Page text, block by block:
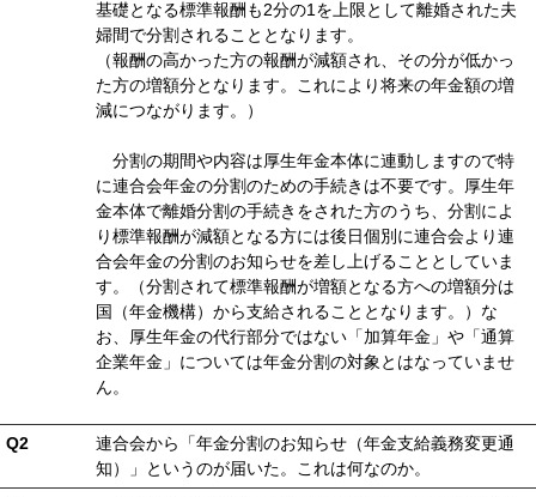
基礎となる標準報酬も2分の1を上限として離婚された夫
婦間で分割されることとなります。
（報酬の高かった方の報酬が減額され、その分が低かっ
た方の増額分となります。これにより将来の年金額の増
減につながります。）
分割の期間や内容は厚生年金本体に連動しますので特
に連合会年金の分割のための手続きは不要です。厚生年
金本体で離婚分割の手続きをされた方のうち、分割によ
り標準報酬が減額となる方には後日個別に連合会より連
合会年金の分割のお知らせを差し上げることとしていま
す。（分割されて標準報酬が増額となる方への増額分は
国（年金機構）から支給されることとなります。）な
お、厚生年金の代行部分ではない「加算年金」や「通算
企業年金」については年金分割の対象とはなっていませ
ん。
Q2
連合会から「年金分割のお知らせ（年金支給義務変更通
知）」というのが届いた。これは何なのか。